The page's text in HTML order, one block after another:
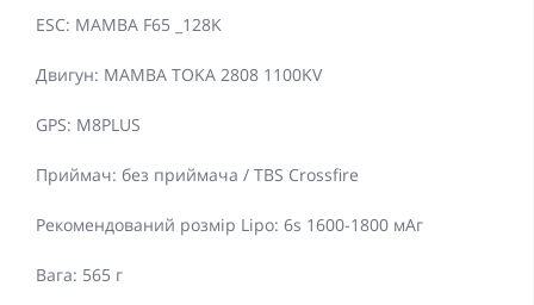
ESC: MAMBA F65 _128K
Двигун: MAMBA TOKA 2808 1100KV
GPS: M8PLUS
Приймач: без приймача / TBS Crossfire
Рекомендований розмір Lipo: 6s 1600-1800 мАг
Вага: 565 г